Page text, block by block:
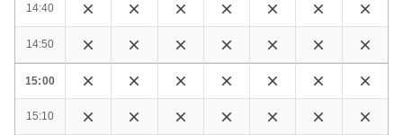
14:40
14:50
15:00
15:10